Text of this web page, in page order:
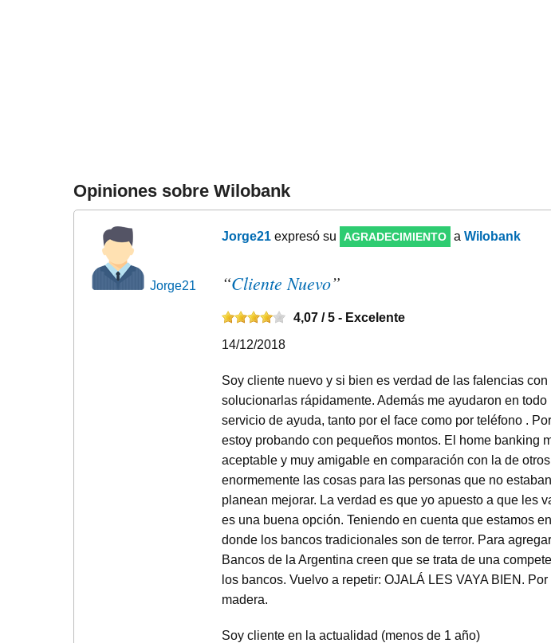
Opiniones sobre Wilobank
Jorge21
Jorge21expresó su AGRADECIMIENTO a Wilobank
“Cliente Nuevo”
4,07/ 5 - Excelente
14/12/2018
Soy cliente nuevo y si bien es verdad de las falencias
solucionarlas rápidamente. Además me ayudaron en todo
servicio de ayuda, tanto por el face como por teléfono .
estoy probando con pequeños montos. El home banking
aceptable y muy amigable en comparación con la de
enormemente las cosas para las personas que no
planean mejorar. La verdad es que yo apuesto a que les
es una buena opción. Teniendo en cuenta que estamos
donde los bancos tradicionales son de terror. Para
Bancos de la Argentina creen que se trata de una
los bancos. Vuelvo a repetir: OJALÁ LES VAYA BIEN.
madera.
Soy cliente en la actualidad (menos de 1 año)